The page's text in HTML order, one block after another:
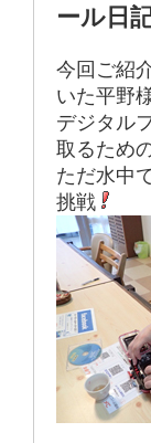
ール日
今回ご紹
いた平野
デジタル
取るため
ただ水中
挑戦